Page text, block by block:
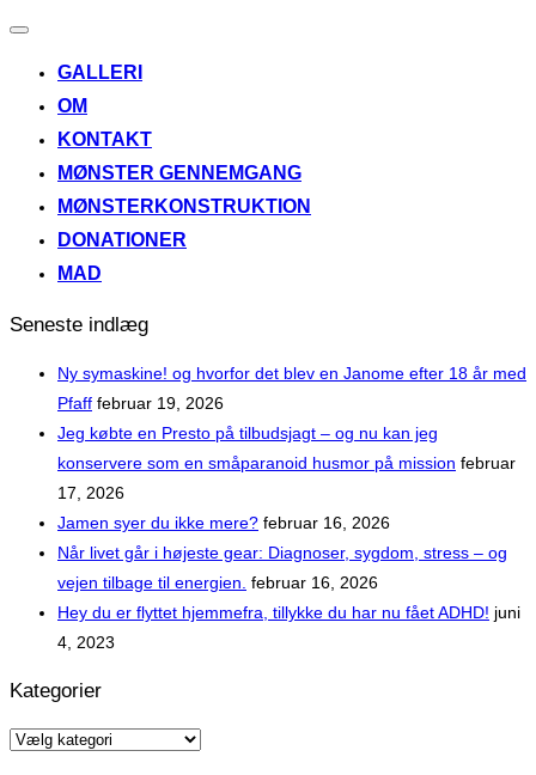
Slå
til/fra
GALLERI
OM
KONTAKT
MØNSTER GENNEMGANG
MØNSTERKONSTRUKTION
DONATIONER
MAD
Seneste indlæg
Ny symaskine! og hvorfor det blev en Janome efter 18 år med
Pfaff februar 19, 2026
Jeg købte en Presto på tilbudsjagt – og nu kan jeg
konservere som en småparanoid husmor på mission februar
17, 2026
Jamen syer du ikke mere? februar 16, 2026
Når livet går i højeste gear: Diagnoser, sygdom, stress – og
vejen tilbage til energien. februar 16, 2026
Hey du er flyttet hjemmefra, tillykke du har nu fået ADHD! juni
4, 2023
Kategorier
Kategorier